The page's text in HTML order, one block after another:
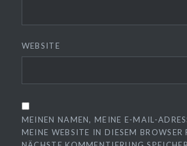
WEBSITE
MEINEN NAMEN, MEINE E-MAIL-
MEINE WEBSITE IN DIESEM BROWSER